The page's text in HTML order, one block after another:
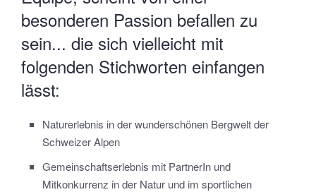
besonderen Passion befallen zu
sein... die sich vielleicht mit
folgenden Stichworten einfangen
lässt:
Naturerlebnis in der wunderschönen Bergwelt der
Schweizer Alpen
Gemeinschaftserlebnis mit PartnerIn und
Mitkonkurrenz in der Natur und im sportlichen